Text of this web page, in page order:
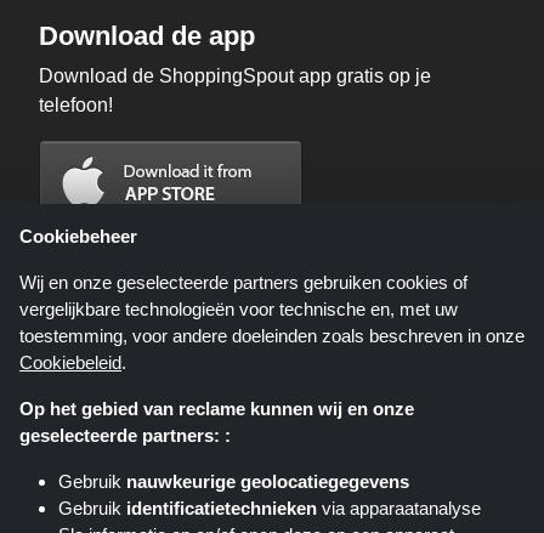
Download de app
Download de ShoppingSpout app gratis op je
telefoon!
Shoppingspout.nl is een website die u deals, kortingen en kortingscodes
verschillende affiliate netwerken. Shoppingspout.nl of zijn medewerkers
maken geen deel uit van het bestelproces wanneer u een bestelling plaatst
via deze links, zij ontvangen enkel een commissie via deze links/deals.
Cookiebeheer
Wij en onze geselecteerde partners gebruiken cookies of
vergelijkbare technologieën voor technische en, met uw
toestemming, voor andere doeleinden zoals beschreven in onze
Cookiebeleid.
Op het gebied van reclame kunnen wij en onze
geselecteerde partners: :
Gebruik nauwkeurige geolocatiegegevens
Gebruik identificatietechnieken via apparaatanalyse